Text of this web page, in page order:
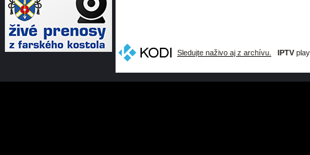
Sledujte naživo aj z archívu. IPTV